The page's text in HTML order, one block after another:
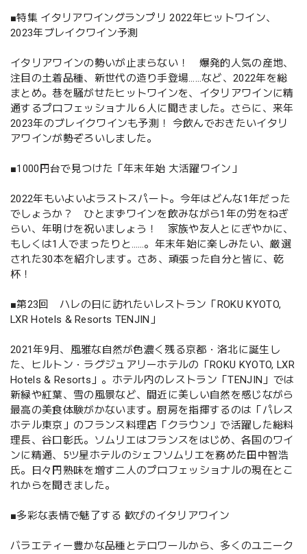
■特集 イタリアワイングランプリ 2022年ヒットワイン、
2023年ブレイクワイン予測
イタリアワインの勢いが止まらない！ 爆発的人気の産地、
注目の土着品種、新世代の造り手登場……など、2022年を総
まとめ。巷を騒がせたヒットワインを、イタリアワインに精
通するプロフェッショナル６人に聞きました。さらに、来年
2023年のブレイクワインも予測！ 今飲んでおきたいイタリ
アワインが勢ぞろいしました。
■1000円台で見つけた「年末年始 大活躍ワイン」
2022年もいよいよラストスパート。今年はどんな1年だった
でしょうか？ ひとまずワインを飲みながら1年の労をねぎ
らい、年明けを祝いましょう！ 家族や友人とにぎやかに、
もしくは1人でまったりと……。年末年始に楽しみたい、厳選
された30本を紹介します。さあ、頑張った自分と皆に、乾
杯！
■第23回 ハレの日に訪れたいレストラン「ROKU KYOTO,
LXR Hotels & Resorts TENJIN」
2021年9月、風雅な自然が色濃く残る京都・洛北に誕生し
た、ヒルトン・ラグジュアリーホテルの「ROKU KYOTO, LXR
Hotels & Resorts」。ホテル内のレストラン「TENJIN」では
新緑や紅葉、雪の風景など、間近に美しい自然を感じながら
最高の美食体験がかないます。厨房を指揮するのは「パレス
ホテル東京」のフランス料理店「クラウン」で活躍した総料
理長、谷口彰氏。ソムリエはフランスをはじめ、各国のワイ
ンに精通、5ツ星ホテルのシェフソムリエを務めた田中智浩
氏。日々円熟味を増す二人のプロフェッショナルの現在とこ
れからを聞きました。
■多彩な表情で魅了する 歓びのイタリアワイン
バラエティー豊かな品種とテロワールから、多くのユニーク